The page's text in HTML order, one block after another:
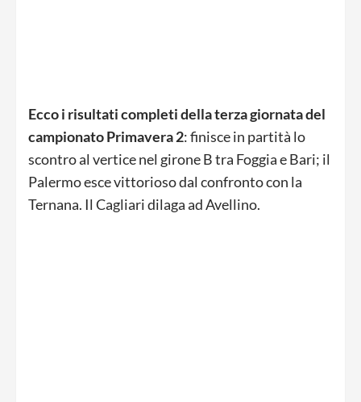
Ecco i risultati completi della terza giornata del
campionato Primavera 2: finisce in partità lo
scontro al vertice nel girone B tra Foggia e Bari; il
Palermo esce vittorioso dal confronto con la
Ternana. Il Cagliari dilaga ad Avellino.